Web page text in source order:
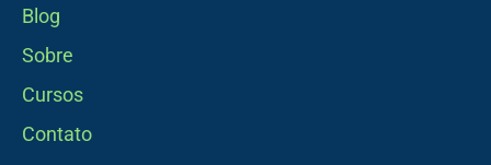
Blog
Sobre
Cursos
Contato